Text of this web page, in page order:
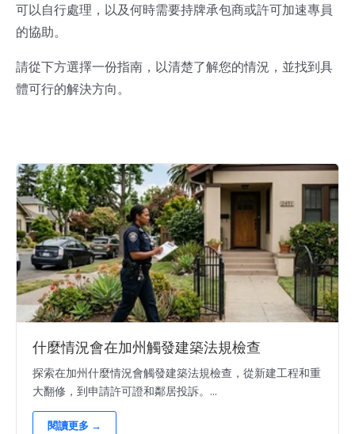
可以自行處理，以及何時需要持牌承包商或許可加速專員
的協助。
請從下方選擇一份指南，以清楚了解您的情況，並找到具
體可行的解決方向。
什麼情況會在加州觸發建築法規檢查
探索在加州什麼情況會觸發建築法規檢查，從新建工程和重
大翻修，到申請許可證和鄰居投訴。...
閱讀更多 →